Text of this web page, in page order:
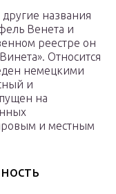
названия
Венета и
реестре он
Относится
немецкими
и
на
и местным